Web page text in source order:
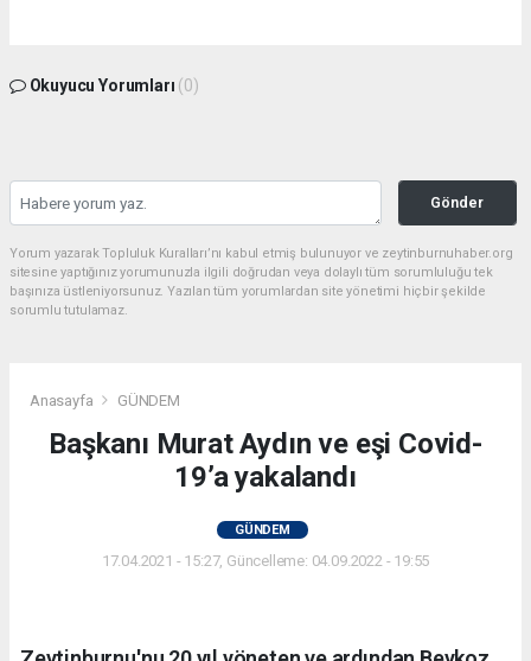
Okuyucu Yorumları (0)
Gönder
Yorum yazarak Topluluk Kuralları’nı kabul etmiş bulunuyor ve zeytinburnuhaber.org
sitesine yaptığınız yorumunuzla ilgili doğrudan veya dolaylı tüm sorumluluğu tek
başınıza üstleniyorsunuz. Yazılan tüm yorumlardan site yönetimi hiçbir şekilde
sorumlu tutulamaz.
Anasayfa GÜNDEM
Başkanı Murat Aydın ve eşi Covid-
19’a yakalandı
GÜNDEM
17.04.2021 - 15:27, Güncelleme: 04.09.2022 - 19:55